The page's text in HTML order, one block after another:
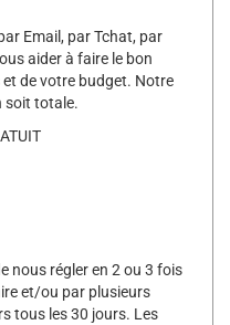
Email, par Tchat, par
aider à faire le bon
de votre budget. Notre
soit totale.
nous régler en 2 ou 3 fois
et/ou par plusieurs
tous les 30 jours. Les